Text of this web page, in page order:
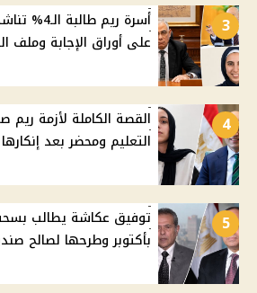
3
أسرة ريم
على أوراق الإجابة وملف
4
التعليم ومحضر بعد إنكارها
5
بأكتوبر وطرحها لصالح